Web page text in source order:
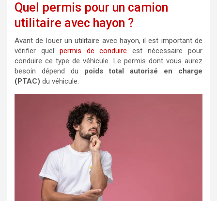
Quel permis pour un camion
utilitaire avec hayon ?
Avant de louer un utilitaire avec hayon, il est important de
vérifier quel permis de conduire est nécessaire pour
conduire ce type de véhicule. Le permis dont vous aurez
besoin dépend du poids total autorisé en charge
(PTAC) du véhicule.